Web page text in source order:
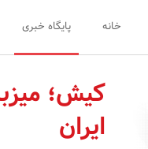
خانه پایگاه خبری
کیش؛
ایران